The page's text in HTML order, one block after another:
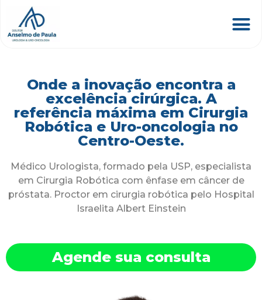
Onde a inovação encontra a
excelência cirúrgica. A
referência máxima em Cirurgia
Robótica e Uro-oncologia no
Centro-Oeste.
Médico Urologista, formado pela USP, especialista
em Cirurgia Robótica com ênfase em câncer de
próstata. Proctor em cirurgia robótica pelo Hospital
Israelita Albert Einstein
Agende sua consulta